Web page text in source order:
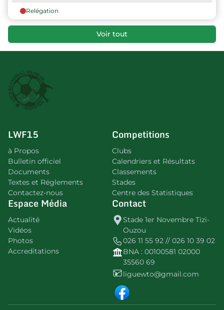
Relégation
Voir tout
LWF15
à Propos
Bulletin officiel
Documents
Textes et Réglements
Contactez-nous
Competitions
Clubs
Calendriers et Résultats
Classements
Stades
Centre des Statistiques
Espace Média
Actualité
Vidéos
Photos
Accreditations
Contact
Stade 1er Novembre Tizi-
Ouzou
026 11 55 92 // 026 10 39 02
BNA : 00100581 02000
35560 69
liguewto@gmail.com